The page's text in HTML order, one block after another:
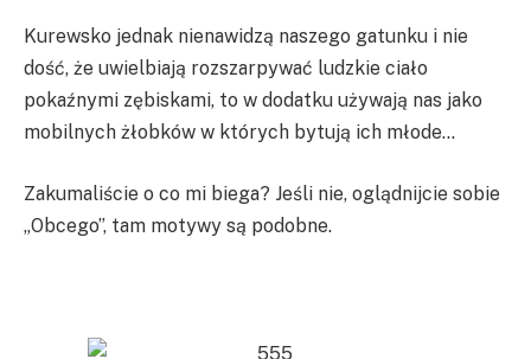
Kurewsko jednak nienawidzą naszego gatunku i nie
dość, że uwielbiają rozszarpywać ludzkie ciało
pokaźnymi zębiskami, to w dodatku używają nas jako
mobilnych żłobków w których bytują ich młode…
Zakumaliście o co mi biega? Jeśli nie, oglądnijcie sobie
„Obcego”, tam motywy są podobne.